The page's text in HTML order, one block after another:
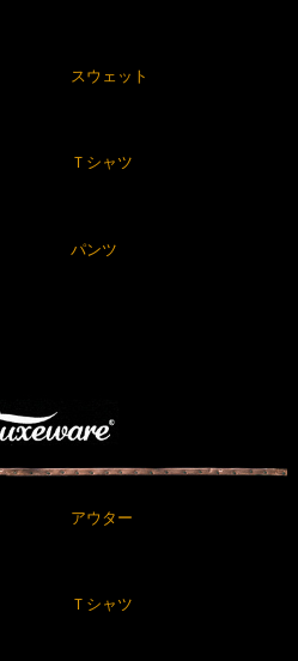
スウェット
Ｔシャツ
パンツ
アウター
Ｔシャツ